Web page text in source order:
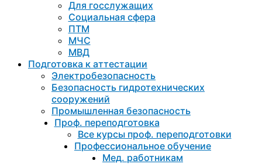
Для госслужащих
Социальная сфера
ПТМ
МЧС
МВД
Подготовка к aттестации
Электробезопасность
Безопасность гидротехнических
сооружений
Промышленная безопасность
Проф. переподготовка
Все курсы проф. переподготовки
Профессиональное обучение
Мед. работникам